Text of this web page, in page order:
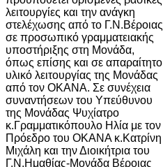
λειτουργίες και την ανάγκη
στελέχωσης από το Γ.Ν.Βέροιας
σε προσωπικό γραμματειακής
υποστήριξης στη Μονάδα,
όπως επίσης και σε απαραίτητο
υλικό λειτουργίας της Μονάδας
από τον ΟΚΑΝΑ. Σε συνέχεια
συναντήσεων του Υπεύθυνου
της Μονάδας Ψυχίατρο
κ.Γραμματικόπουλο Ηλία με τον
Πρόεδρο του ΟΚΑΝΑ κ.Κατρίνη
Μιχάλη και την Διοικήτρια του
Γ.Ν.Ημαθίας-Μονάδα Βέροιας